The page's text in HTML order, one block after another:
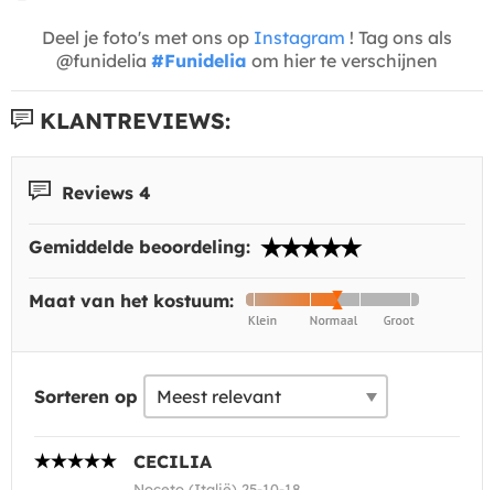
Deel je foto's met ons op Instagram ! Tag ons als
@funidelia #Funidelia om hier te verschijnen
KLANTREVIEWS:
Reviews 4
Gemiddelde beoordeling:
Maat van het kostuum:
Sorteren op
CECILIA